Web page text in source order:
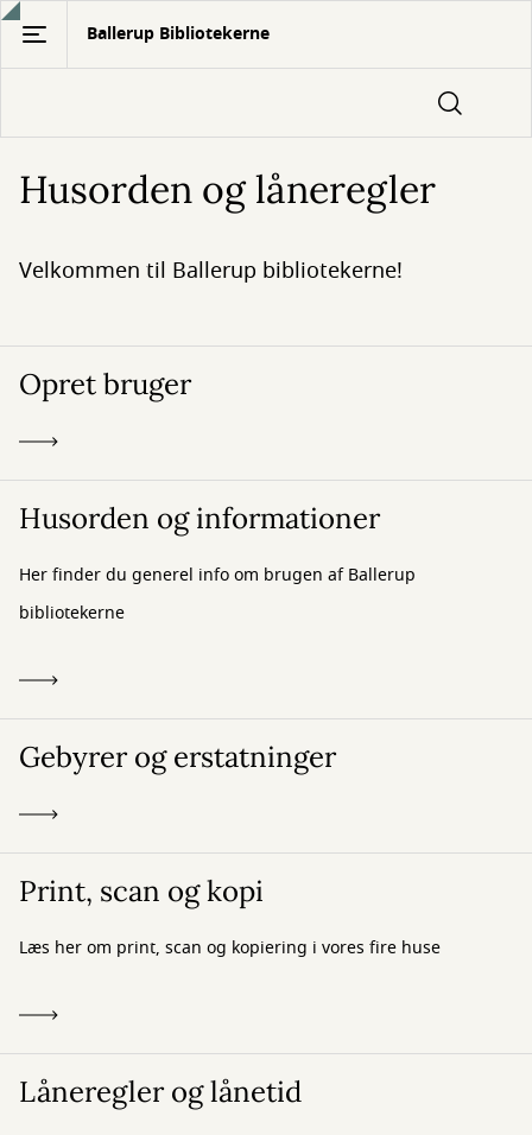
Gå
hovedindhold
Ballerup Bibliotekerne
Husorden og låneregler
Velkommen til Ballerup bibliotekerne!
Opret bruger
Husorden og informationer
Her finder du generel info om brugen af Ballerup
bibliotekerne
Gebyrer og erstatninger
Print, scan og kopi
Læs her om print, scan og kopiering i vores fire huse
Låneregler og lånetid